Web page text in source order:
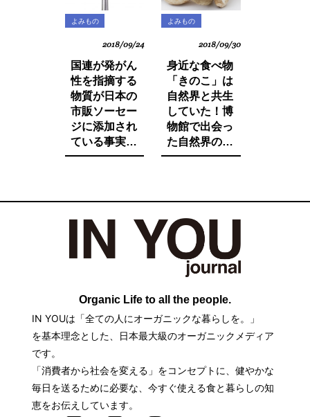
よみもの
2018/09/24
国連が発がん
性を指摘する
物質が日本の
市販ソーセー
ジに添加され
ている事実を
ご存知です
子供に食べさ
せたくないそ
の中身とは。
よみもの
2018/09/30
身近な食べ物
「きのこ」は
自然界と共生
していた！博
物館で出会っ
た自然界の法
則と栄養価が
Organic Life to all the people.
IN YOUは「全ての人にオーガニックな暮らしを。」
を基本理念とした、日本最大級のオーガニックメディア
です。
「消費者から社会を変える」をコンセプトに、健やかな
毎日を送るために必要な、今すぐ使える食と暮らしの知
恵をお伝えしています。